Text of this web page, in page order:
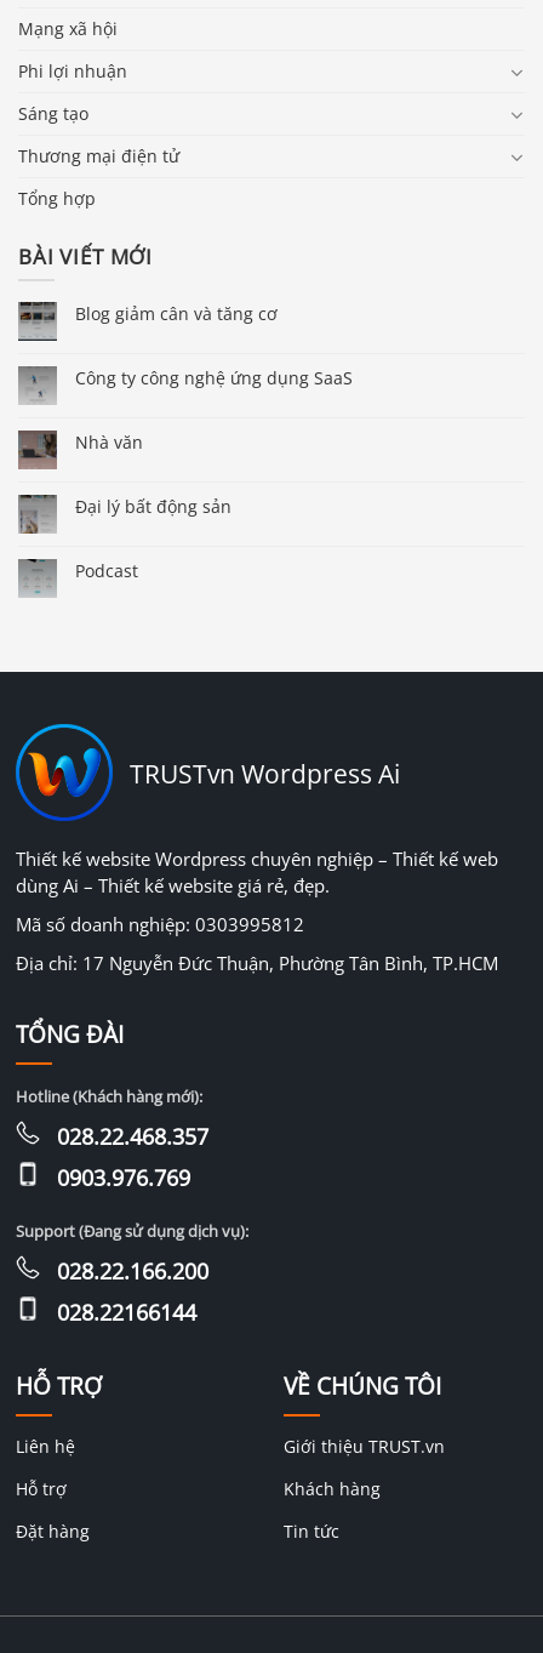
Mạng xã hội
Phi lợi nhuận
Sáng tạo
Thương mại điện tử
Tổng hợp
BÀI VIẾT MỚI
Blog giảm cân và tăng cơ
Công ty công nghệ ứng dụng SaaS
Nhà văn
Đại lý bất động sản
Podcast
TRUSTvn Wordpress Ai
Thiết kế website Wordpress chuyên nghiệp – Thiết kế web
dùng Ai – Thiết kế website giá rẻ, đẹp.
Mã số doanh nghiệp: 0303995812
Địa chỉ: 17 Nguyễn Đức Thuận, Phường Tân Bình, TP.HCM
HỖ TRỢ
Liên hệ
Hỗ trợ
Đặt hàng
VỀ CHÚNG TÔI
Giới thiệu TRUST.vn
Khách hàng
Tin tức
TỔNG ĐÀI
Hotline (Khách hàng mới):
028.22.468.357
0903.976.769
Support (Đang sử dụng dịch vụ):
028.22.166.200
028.22166144